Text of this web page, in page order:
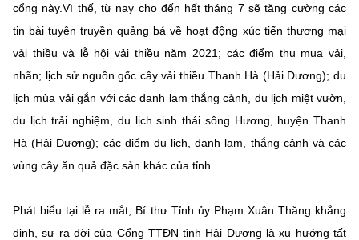
cổng này.Vì thế, từ nay cho đến hết tháng 7 sẽ tăng cường các
tin bài tuyên truyền quảng bá về hoạt động xúc tiến thương mại
vải thiều và lễ hội vải thiều năm 2021; các điểm thu mua vải,
nhãn; lịch sử nguồn gốc cây vải thiều Thanh Hà (Hải Dương); du
lịch mùa vải gắn với các danh lam thắng cảnh, du lịch miệt vườn,
du lịch trải nghiệm, du lịch sinh thái sông Hương, huyện Thanh
Hà (Hải Dương); các điểm du lịch, danh lam, thắng cảnh và các
vùng cây ăn quả đặc sản khác của tỉnh….
Phát biểu tại lễ ra mắt, Bí thư Tỉnh ủy Phạm Xuân Thăng khẳng
định, sự ra đời của Cổng TTĐN tỉnh Hải Dương là xu hướng tất